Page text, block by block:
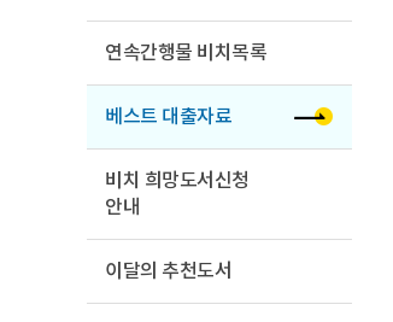
연속간행물 비치목록
베스트 대출자료
비치 희망도서신청
안내
이달의 추천도서